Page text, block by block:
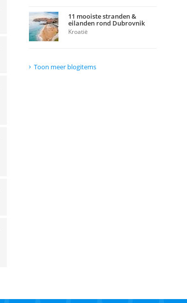
11 mooiste stranden &
eilanden rond Dubrovnik
Kroatië
Toon meer blogitems